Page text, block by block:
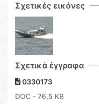
Σχετικές εικόνες
Σχετικά έγγραφα
0330173
DOC - 76,5 KB